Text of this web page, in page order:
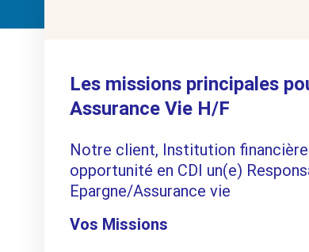
Les missions principales
Assurance Vie H/F
Notre client, Institution
opportunité en CDI un(e)
Epargne/Assurance vie
Vos Missions